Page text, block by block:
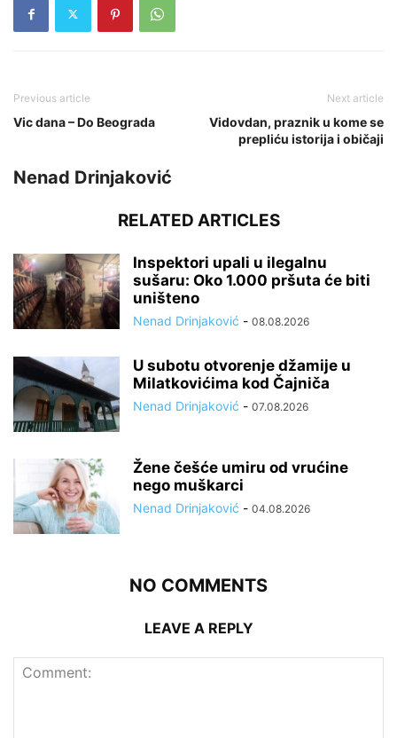
Previous article
Vic dana – Do Beograda
Next article
Vidovdan, praznik u kome se
prepliću istorija i običaji
Nenad Drinjaković
RELATED ARTICLES
Inspektori upali u ilegalnu
sušaru: Oko 1.000 pršuta će biti
uništeno
Nenad Drinjaković - 08.08.2026
U subotu otvorenje džamije u
Milatkovićima kod Čajniča
Nenad Drinjaković - 07.08.2026
Žene češće umiru od vrućine
nego muškarci
Nenad Drinjaković - 04.08.2026
NO COMMENTS
LEAVE A REPLY